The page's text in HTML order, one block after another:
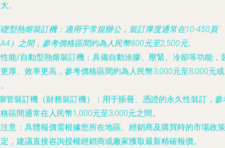
。
型熱熔裝訂機：適用于常規辦公，裝訂厚度通常在10-450頁
）之間，參考價格區間約為人民幣800元至2,500元。
能/自動型熱熔裝訂機 ：具備自動涂膠、壓緊、冷卻等功能，
厚、效率更高，參考價格區間約為人民幣3,000元至8,000元
管裝訂機（財務裝訂機）
：用于賬冊、憑證的永久性裝訂，參
區間通常在人民幣1,000元至3,000元之間。
意 ：具體報價需根據您所在地區、經銷商及購買時的市場政策
，建議直接咨詢授權經銷商或廠家獲取最新精確報價。